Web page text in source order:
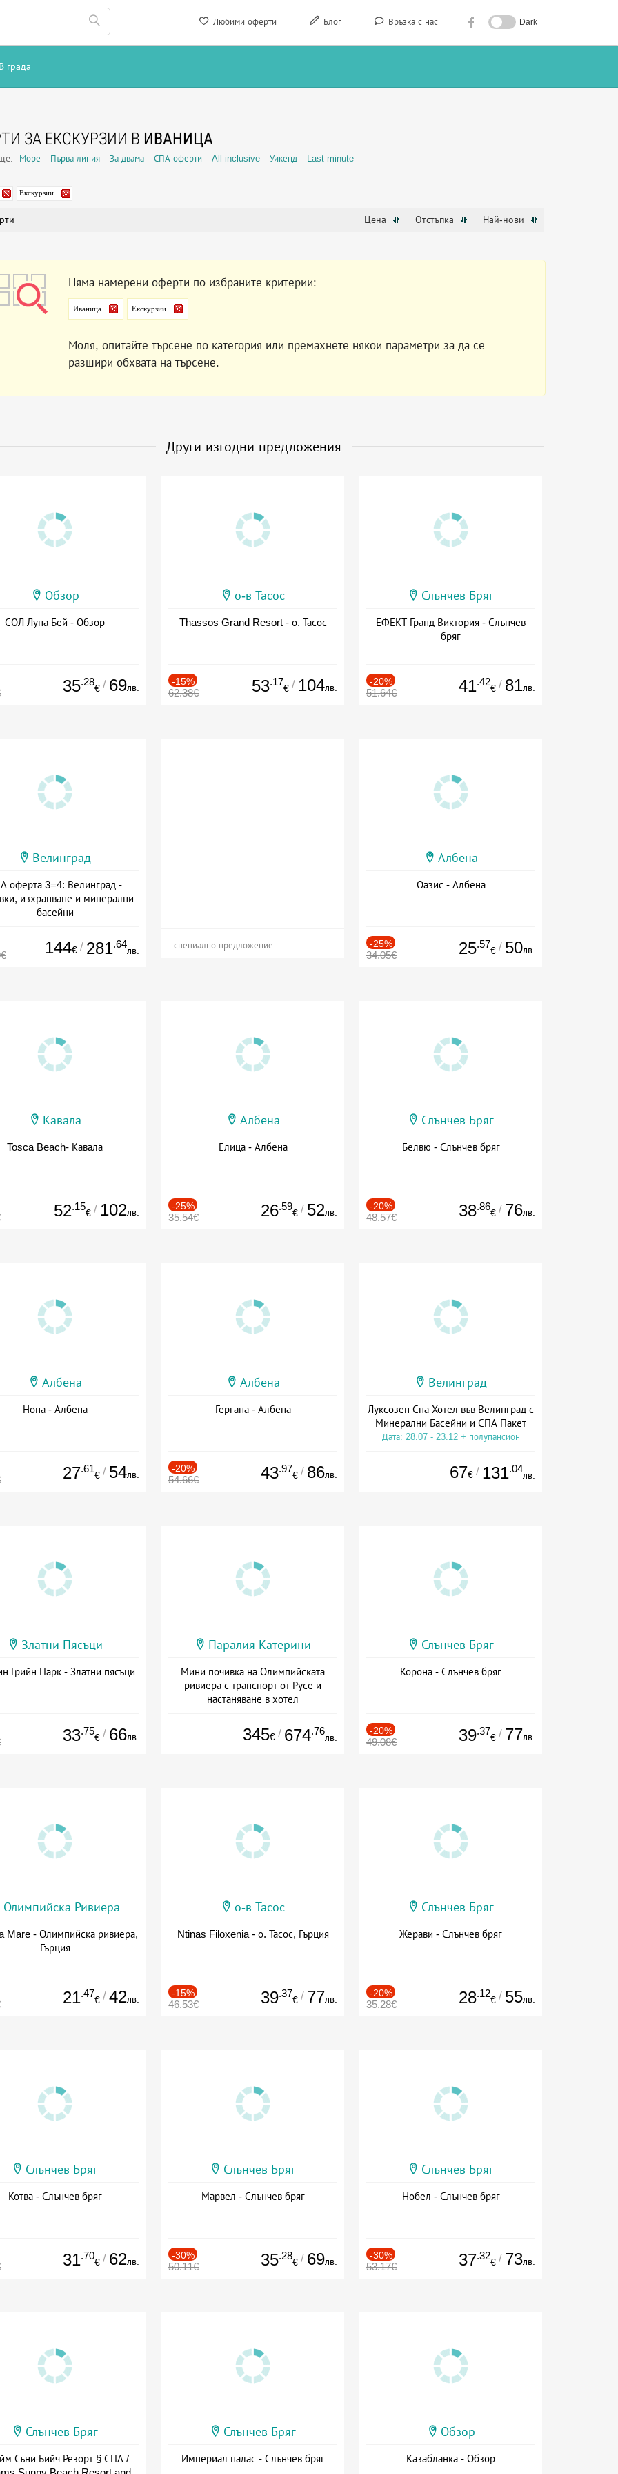
Любими оферти Блог Връзка с нас Dark
В града
ЗА ЕКСКУРЗИИ В ИВАНИЦА
Море Първа линия За двама СПА оферти All inclusive Уикенд Last minute
Екскурзии
Цена Отстъпка Най-нови
Няма намерени оферти по избраните критерии:
Иваница Екскурзии
Моля, опитайте търсене по категория или премахнете някои параметри за да се
разшири обхвата на търсене.
Други изгодни предложения
Обзор
СОЛ Луна Бей - Обзор
35.28
€ / 69лв.
о-в Тасос
Thassos Grand Resort - о. Тасос
-15%
62.38€ 53.17
€ / 104лв.
Слънчев Бряг
ЕФЕКТ Гранд Виктория - Слънчев
бряг
-20%
51.64€ 41.42
€ / 81лв.
Велинград
оферта 3=4: Велинград -
изхранване и минерални
басейни
144€ / 281.64
лв. специално предложение
Албена
Оазис - Албена
-25%
34.05€ 25.57
€ / 50лв.
Кавала
Tosca Beach- Кавала
52.15
€ / 102лв.
Албена
Елица - Албена
-25%
35.54€ 26.59
€ / 52лв.
Слънчев Бряг
Белвю - Слънчев бряг
-20%
48.57€ 38.86
€ / 76лв.
Албена
Нона - Албена
27.61
€ / 54лв.
Албена
Гергана - Албена
-20%
54.66€ 43.97
€ / 86лв.
Велинград
Луксозен Спа Хотел във Велинград с
Минерални Басейни и СПА Пакет
Дата: 28.07 - 23.12 + полупансион
67€ / 131.04
лв.
Златни Пясъци
Грийн Парк - Златни пясъци
33.75
€ / 66лв.
Паралия Катерини
Мини почивка на Олимпийската
ривиера с транспорт от Русе и
настаняване в хотел
345€ / 674.76
лв.
Слънчев Бряг
Корона - Слънчев бряг
-20%
49.08€ 39.37
€ / 77лв.
Олимпийска Ривиера
Mare - Олимпийска ривиера,
Гърция
21.47
€ / 42лв.
о-в Тасос
Ntinas Filoxenia - о. Тасос, Гърция
-15%
46.53€ 39.37
€ / 77лв.
Слънчев Бряг
Жерави - Слънчев бряг
-20%
35.28€ 28.12
€ / 55лв.
Слънчев Бряг
Котва - Слънчев бряг
31.70
€ / 62лв.
Слънчев Бряг
Марвел - Слънчев бряг
-30%
50.11€ 35.28
€ / 69лв.
Слънчев Бряг
Нобел - Слънчев бряг
-30%
53.17€ 37.32
€ / 73лв.
Слънчев Бряг
Съни Бийч Резорт § СПА /
Слънчев Бряг
Империал палас - Слънчев бряг
Обзор
Казабланка - Обзор